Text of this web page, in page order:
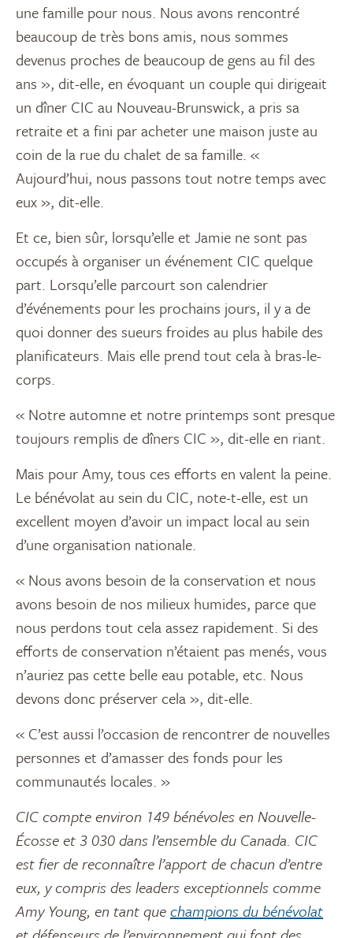
une famille pour nous. Nous avons rencontré
beaucoup de très bons amis, nous sommes
devenus proches de beaucoup de gens au fil des
ans », dit-elle, en évoquant un couple qui dirigeait
un dîner CIC au Nouveau-Brunswick, a pris sa
retraite et a fini par acheter une maison juste au
coin de la rue du chalet de sa famille. «
Aujourd’hui, nous passons tout notre temps avec
eux », dit-elle.
Et ce, bien sûr, lorsqu’elle et Jamie ne sont pas
occupés à organiser un événement CIC quelque
part. Lorsqu’elle parcourt son calendrier
d’événements pour les prochains jours, il y a de
quoi donner des sueurs froides au plus habile des
planificateurs. Mais elle prend tout cela à bras-le-
corps.
« Notre automne et notre printemps sont presque
toujours remplis de dîners CIC », dit-elle en riant.
Mais pour Amy, tous ces efforts en valent la peine.
Le bénévolat au sein du CIC, note-t-elle, est un
excellent moyen d’avoir un impact local au sein
d’une organisation nationale.
« Nous avons besoin de la conservation et nous
avons besoin de nos milieux humides, parce que
nous perdons tout cela assez rapidement. Si des
efforts de conservation n’étaient pas menés, vous
n’auriez pas cette belle eau potable, etc. Nous
devons donc préserver cela », dit-elle.
« C’est aussi l’occasion de rencontrer de nouvelles
personnes et d’amasser des fonds pour les
communautés locales. »
CIC compte environ 149 bénévoles en Nouvelle-
Écosse et 3 030 dans l’ensemble du Canada. CIC
est fier de reconnaître l’apport de chacun d’entre
eux, y compris des leaders exceptionnels comme
Amy Young, en tant quechampions du bénévolat